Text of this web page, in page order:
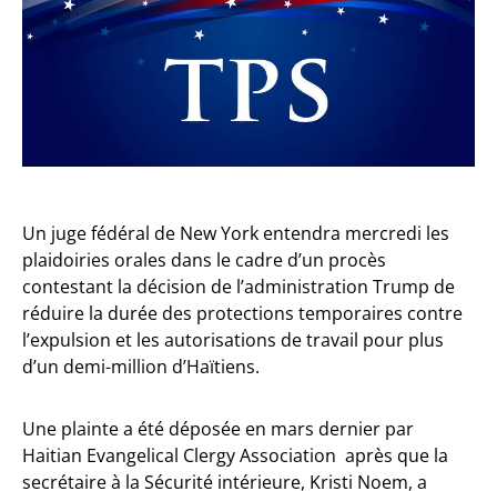
Un juge fédéral de New York entendra mercredi les
plaidoiries orales dans le cadre d’un procès
contestant la décision de l’administration Trump de
réduire la durée des protections temporaires contre
l’expulsion et les autorisations de travail pour plus
d’un demi-million d’Haïtiens.
Une plainte a été déposée en mars dernier par
Haitian Evangelical Clergy Association après que la
secrétaire à la Sécurité intérieure, Kristi Noem, a